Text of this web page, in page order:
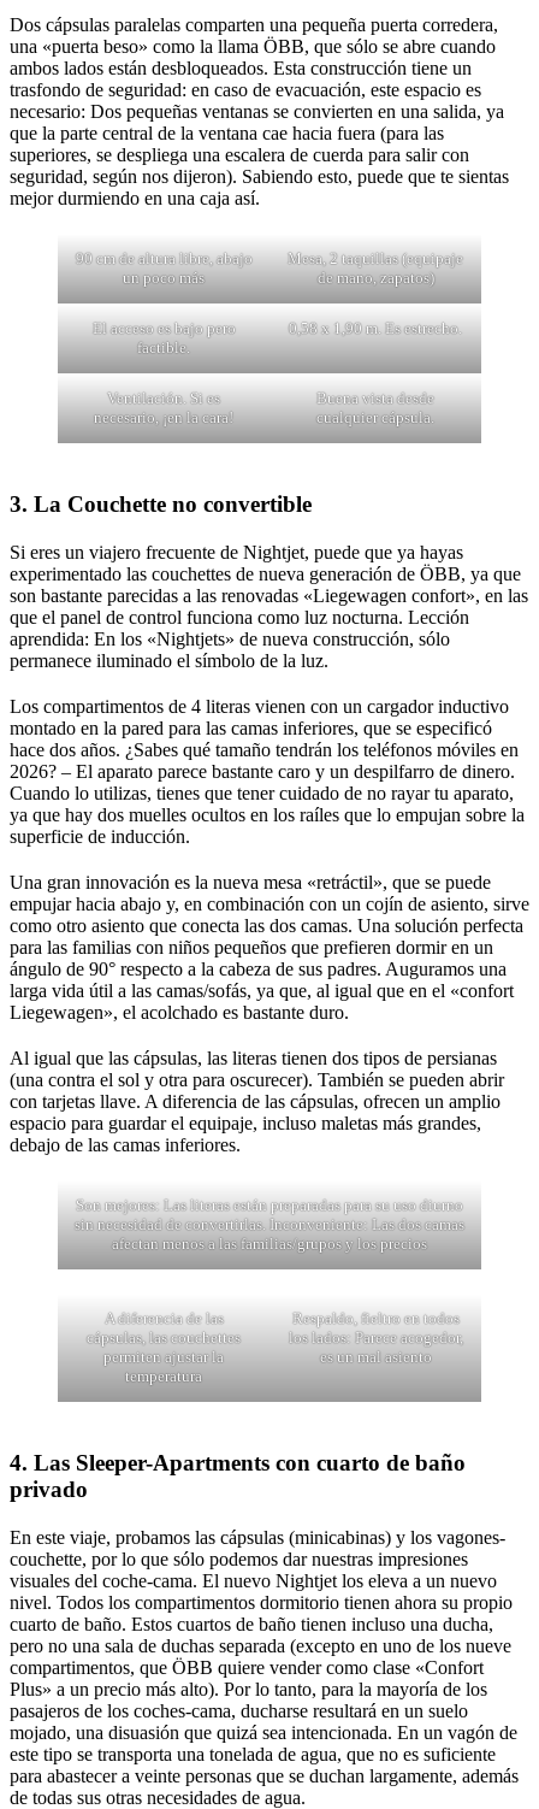
Dos cápsulas paralelas comparten una pequeña puerta corredera,
una «puerta beso» como la llama ÖBB, que sólo se abre cuando
ambos lados están desbloqueados. Esta construcción tiene un
trasfondo de seguridad: en caso de evacuación, este espacio es
necesario: Dos pequeñas ventanas se convierten en una salida, ya
que la parte central de la ventana cae hacia fuera (para las
superiores, se despliega una escalera de cuerda para salir con
seguridad, según nos dijeron). Sabiendo esto, puede que te sientas
mejor durmiendo en una caja así.
90 cm de altura libre, abajo
un poco más
Mesa, 2 taquillas (equipaje
de mano, zapatos)
El acceso es bajo pero
factible.
0,58 x 1,90 m. Es estrecho.
Ventilación. Si es
necesario, ¡en la cara!
Buena vista desde
cualquier cápsula.
3. La Couchette no convertible
Si eres un viajero frecuente de Nightjet, puede que ya hayas
experimentado las couchettes de nueva generación de ÖBB, ya que
son bastante parecidas a las renovadas «Liegewagen confort», en las
que el panel de control funciona como luz nocturna. Lección
aprendida: En los «Nightjets» de nueva construcción, sólo
permanece iluminado el símbolo de la luz.
Los compartimentos de 4 literas vienen con un cargador inductivo
montado en la pared para las camas inferiores, que se especificó
hace dos años. ¿Sabes qué tamaño tendrán los teléfonos móviles en
2026? – El aparato parece bastante caro y un despilfarro de dinero.
Cuando lo utilizas, tienes que tener cuidado de no rayar tu aparato,
ya que hay dos muelles ocultos en los raíles que lo empujan sobre la
superficie de inducción.
Una gran innovación es la nueva mesa «retráctil», que se puede
empujar hacia abajo y, en combinación con un cojín de asiento, sirve
como otro asiento que conecta las dos camas. Una solución perfecta
para las familias con niños pequeños que prefieren dormir en un
ángulo de 90° respecto a la cabeza de sus padres. Auguramos una
larga vida útil a las camas/sofás, ya que, al igual que en el «confort
Liegewagen», el acolchado es bastante duro.
Al igual que las cápsulas, las literas tienen dos tipos de persianas
(una contra el sol y otra para oscurecer). También se pueden abrir
con tarjetas llave. A diferencia de las cápsulas, ofrecen un amplio
espacio para guardar el equipaje, incluso maletas más grandes,
debajo de las camas inferiores.
Son mejores: Las literas están preparadas para su uso diurno
sin necesidad de convertirlas. Inconveniente: Las dos camas
afectan menos a las familias/grupos y los precios
A diferencia de las
cápsulas, las couchettes
permiten ajustar la
temperatura
Respaldo, fieltro en todos
los lados: Parece acogedor,
es un mal asiento
4. Las Sleeper-Apartments con cuarto de baño
privado
En este viaje, probamos las cápsulas (minicabinas) y los vagones-
couchette, por lo que sólo podemos dar nuestras impresiones
visuales del coche-cama. El nuevo Nightjet los eleva a un nuevo
nivel. Todos los compartimentos dormitorio tienen ahora su propio
cuarto de baño. Estos cuartos de baño tienen incluso una ducha,
pero no una sala de duchas separada (excepto en uno de los nueve
compartimentos, que ÖBB quiere vender como clase «Confort
Plus» a un precio más alto). Por lo tanto, para la mayoría de los
pasajeros de los coches-cama, ducharse resultará en un suelo
mojado, una disuasión que quizá sea intencionada. En un vagón de
este tipo se transporta una tonelada de agua, que no es suficiente
para abastecer a veinte personas que se duchan largamente, además
de todas sus otras necesidades de agua.